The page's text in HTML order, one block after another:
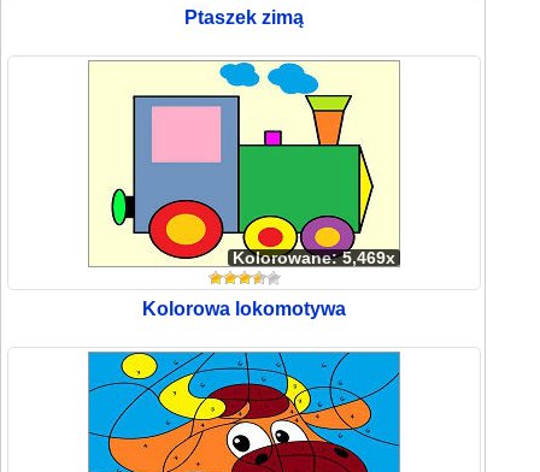
Ptaszek zimą
Kolorowane: 5,469x
Kolorowa lokomotywa